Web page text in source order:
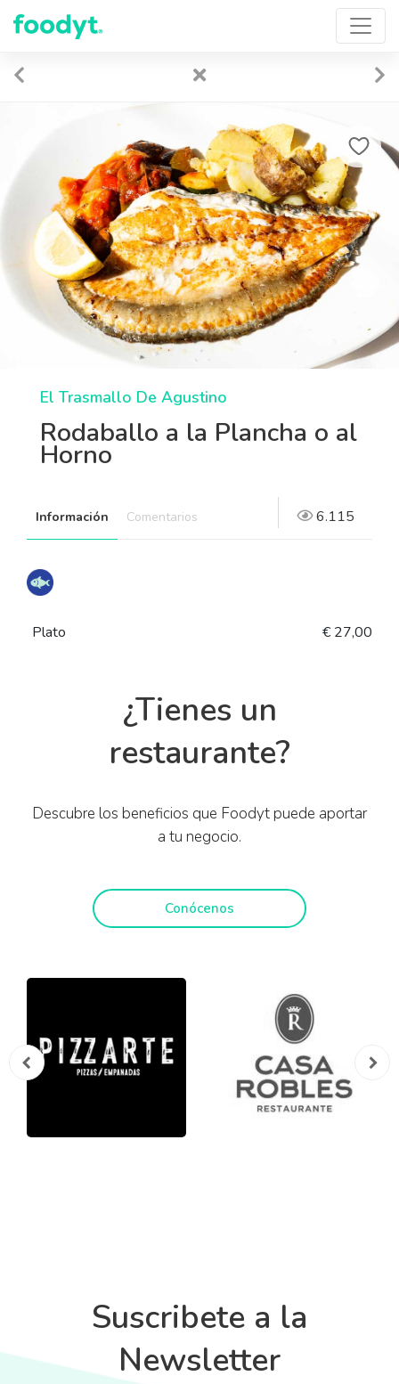
El Trasmallo De Agustino
Rodaballo a la Plancha o al
Horno
Información Comentarios 6.115
Plato € 27,00
¿Tienes un
restaurante?
Descubre los beneficios que Foodyt puede aportar
a tu negocio.
Conócenos
Suscribete a la
Newsletter